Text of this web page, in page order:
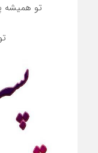
تو همیشه